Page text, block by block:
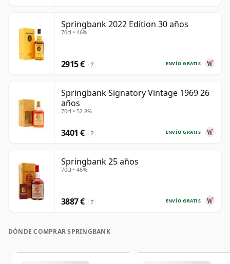
Springbank 2022 Edition 30 años
70cl • 46%
ENVÍO GRATIS
2915 € ?
Springbank Signatory Vintage 1969 26
años
70cl • 52.8%
ENVÍO GRATIS
3401 € ?
Springbank 25 años
70cl • 46%
ENVÍO GRATIS
3887 € ?
DÓNDE COMPRAR SPRINGBANK